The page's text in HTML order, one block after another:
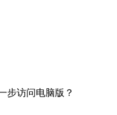
步访问电脑版？